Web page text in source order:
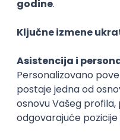
ste zainteresovani,
Organizator
Bluz I Pivo